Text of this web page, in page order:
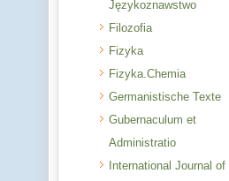
Językoznawstwo
Filozofia
Fizyka
Fizyka.Chemia
Germanistische Texte
Gubernaculum et
Administratio
International Journal of